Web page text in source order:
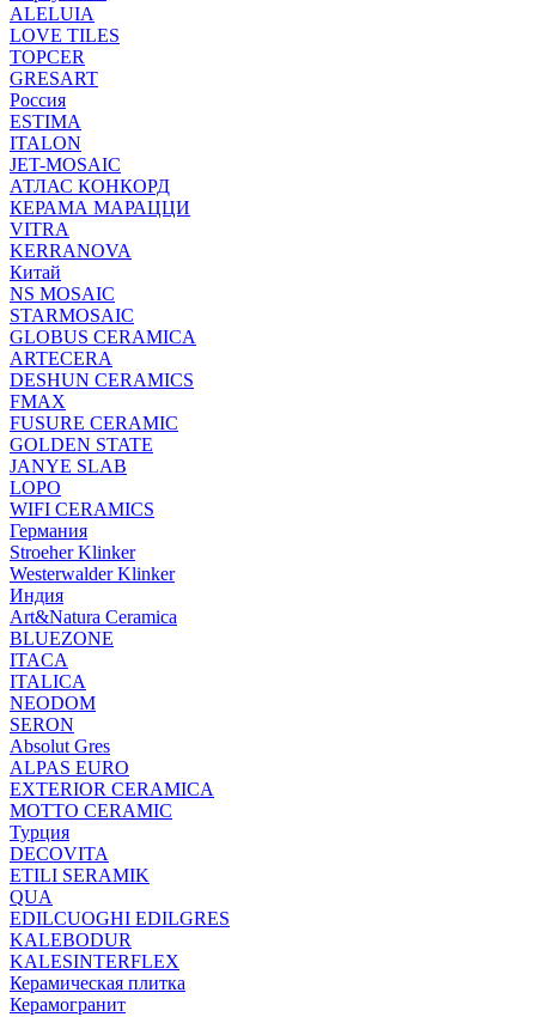
ALELUIA
LOVE TILES
TOPCER
GRESART
Россия
ESTIMA
ITALON
JET-MOSAIC
АТЛАС КОНКОРД
КЕРАМА МАРАЦЦИ
VITRA
KERRANOVA
Китай
NS MOSAIC
STARMOSAIC
GLOBUS CERAMICA
ARTECERA
DESHUN CERAMICS
FMAX
FUSURE CERAMIC
GOLDEN STATE
JANYE SLAB
LOPO
WIFI CERAMICS
Германия
Stroeher Klinker
Westerwalder Klinker
Индия
Art&Natura Ceramica
BLUEZONE
ITACA
ITALICA
NEODOM
SERON
Absolut Gres
ALPAS EURO
EXTERIOR CERAMICA
MOTTO CERAMIC
Турция
DECOVITA
ETILI SERAMIK
QUA
EDILCUOGHI EDILGRES
KALEBODUR
KALESINTERFLEX
Керамическая плитка
Керамогранит